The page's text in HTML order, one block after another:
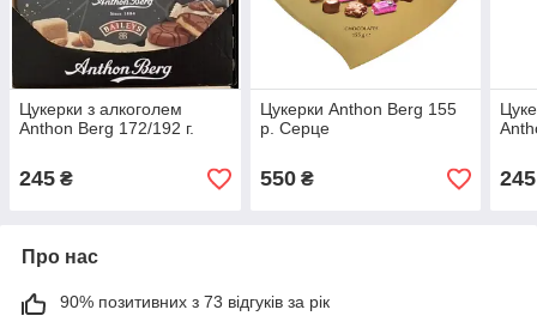
Цукерки з алкоголем
Anthon Berg 172/192 г.
245 ₴
Цукерки Anthon Berg 155
р. Серце
550₴ 245
Про нас
90% позитивних з 73 відгуків за рік